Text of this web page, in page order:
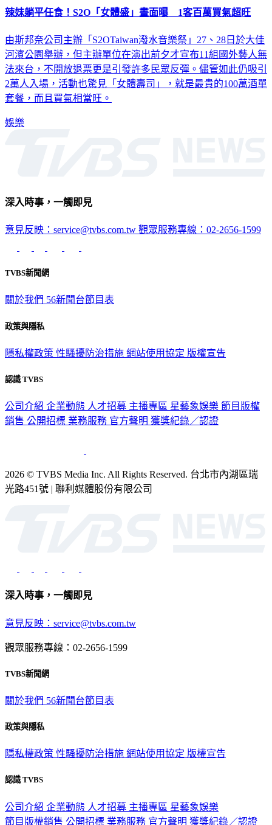
辣妹躺平任食！S2O「女體盛」畫面曝 1客百萬買氣超旺
由斯邦奈公司主辦「S2OTaiwan潑水音樂祭」27、28日於大佳
河濱公園舉辦，但主辦單位在演出前夕才宣布11組國外藝人無
法來台，不開放退票更是引發許多民眾反彈。儘管如此仍吸引
2萬人入場，活動也驚見「女體壽司」，就是最貴的100萬酒單
套餐，而且買氣相當旺。
娛樂
深入時事，一觸即見
意見反映：service@tvbs.com.tw 觀眾服務專線：02-2656-1599
TVBS新聞網
關於我們 56新聞台節目表
政策與隱私
隱私權政策 性騷擾防治措施 網站使用協定 版權宣告
認識 TVBS
公司介紹 企業動態 人才招募 主播專區 星藝象娛樂 節目版權
銷售 公開招標 業務服務 官方聲明 獲獎紀錄／認證
2026 © TVBS Media Inc. All Rights Reserved. 台北市內湖區瑞
光路451號 | 聯利媒體股份有限公司
深入時事，一觸即見
意見反映：service@tvbs.com.tw
觀眾服務專線：02-2656-1599
TVBS新聞網
關於我們 56新聞台節目表
政策與隱私
隱私權政策 性騷擾防治措施 網站使用協定 版權宣告
認識 TVBS
公司介紹 企業動態 人才招募 主播專區 星藝象娛樂
節目版權銷售 公開招標 業務服務 官方聲明 獲獎紀錄／認證